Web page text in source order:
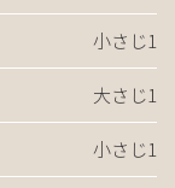
小さじ1
大さじ1
小さじ1